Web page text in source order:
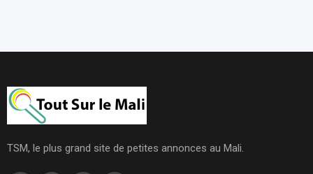
TSM, le plus grand site de petites annonces au Mali.